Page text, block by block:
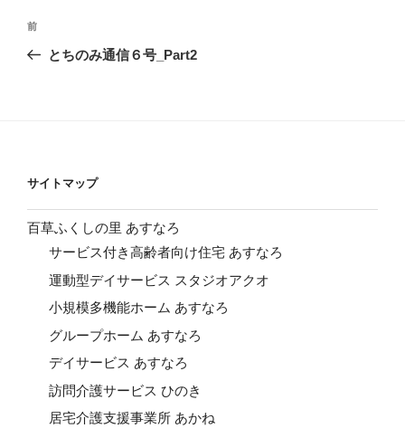
投
ナ
ョ
ン
前
の
前
とちのみ通信６号_Part2
サイトマップ
百草ふくしの里 あすなろ
サービス付き高齢者向け住宅 あすなろ
運動型デイサービス スタジオアクオ
小規模多機能ホーム あすなろ
グループホーム あすなろ
デイサービス あすなろ
訪問介護サービス ひのき
居宅介護支援事業所 あかね